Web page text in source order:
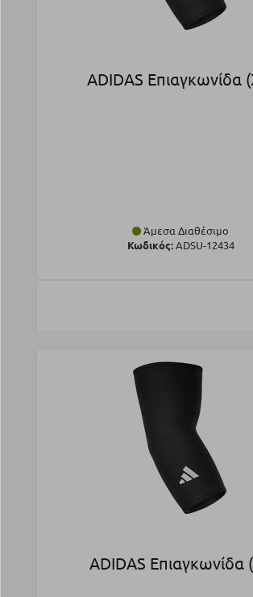
ADIDAS Επιαγκωνίδα
Άμεσα Διαθέσιμο
Κωδικός:ADSU-12434
ADIDAS Επιαγκωνίδα